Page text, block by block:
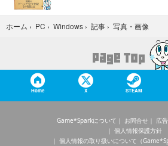
ホーム › PC › Windows › 記事 › 写真・画像
Home X STEAM
Game*Sparkについて お問合せ 広
個人情報保護方針
個人情報の取り扱いについて（